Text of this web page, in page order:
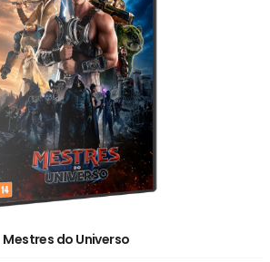
Mestres do Universo